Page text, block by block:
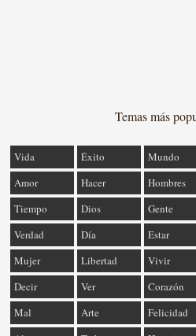
Temas más
Vida Éxito Mundo
Amor
Hacer Hombres
Tiempo
Dios Gente
Verdad
Día Estar
Mujer
Libertad Vivir
Decir
Ver Corazón
Mal
Arte Felicidad